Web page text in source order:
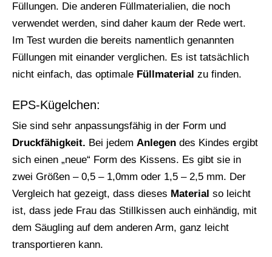
Füllungen. Die anderen Füllmaterialien, die noch
verwendet werden, sind daher kaum der Rede wert.
Im Test wurden die bereits namentlich genannten
Füllungen mit einander verglichen. Es ist tatsächlich
nicht einfach, das optimale Füllmaterial zu finden.
EPS-Kügelchen:
Sie sind sehr anpassungsfähig in der Form und
Druckfähigkeit. Bei jedem Anlegen des Kindes ergibt
sich einen „neue“ Form des Kissens. Es gibt sie in
zwei Größen – 0,5 – 1,0mm oder 1,5 – 2,5 mm. Der
Vergleich hat gezeigt, dass dieses Material so leicht
ist, dass jede Frau das Stillkissen auch einhändig, mit
dem Säugling auf dem anderen Arm, ganz leicht
transportieren kann.